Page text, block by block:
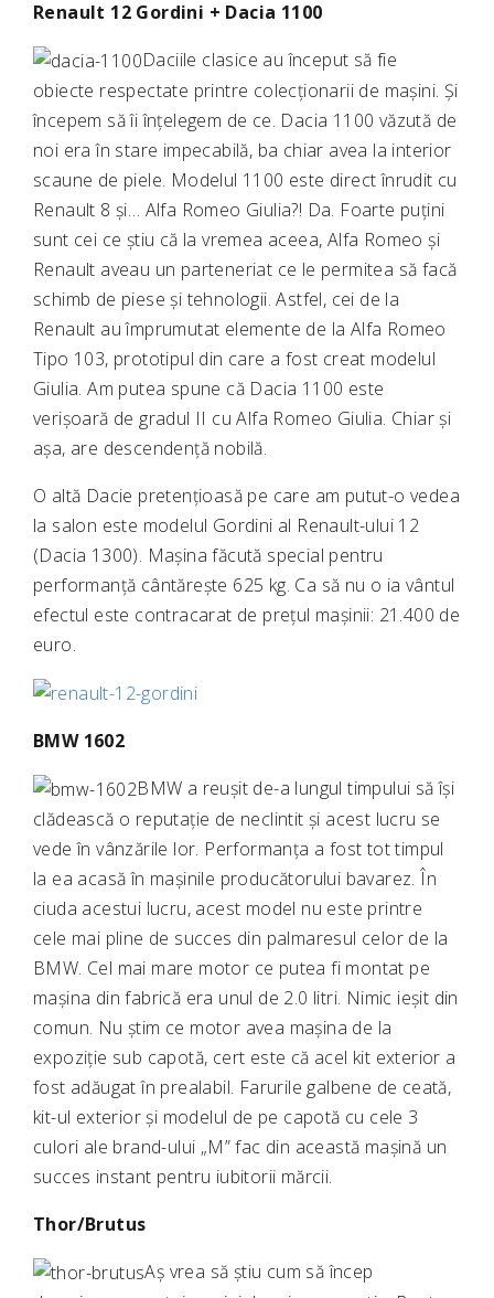
Renault 12 Gordini + Dacia 1100
Daciile clasice au început să fie
obiecte respectate printre colecționarii de mașini. Și
începem să îi înțelegem de ce. Dacia 1100 văzută de
noi era în stare impecabilă, ba chiar avea la interior
scaune de piele. Modelul 1100 este direct înrudit cu
Renault 8 și… Alfa Romeo Giulia?! Da. Foarte puțini
sunt cei ce știu că la vremea aceea, Alfa Romeo și
Renault aveau un parteneriat ce le permitea să facă
schimb de piese și tehnologii. Astfel, cei de la
Renault au împrumutat elemente de la Alfa Romeo
Tipo 103, prototipul din care a fost creat modelul
Giulia. Am putea spune că Dacia 1100 este
verișoară de gradul II cu Alfa Romeo Giulia. Chiar și
așa, are descendență nobilă.
O altă Dacie pretențioasă pe care am putut-o vedea
la salon este modelul Gordini al Renault-ului 12
(Dacia 1300). Mașina făcută special pentru
performanță cântărește 625 kg. Ca să nu o ia vântul
efectul este contracarat de prețul mașinii: 21.400 de
euro.
BMW 1602
BMW a reușit de-a lungul timpului să își
clădească o reputație de neclintit și acest lucru se
vede în vânzările lor. Performanța a fost tot timpul
la ea acasă în mașinile producătorului bavarez. În
ciuda acestui lucru, acest model nu este printre
cele mai pline de succes din palmaresul celor de la
BMW. Cel mai mare motor ce putea fi montat pe
mașina din fabrică era unul de 2.0 litri. Nimic ieșit din
comun. Nu știm ce motor avea mașina de la
expoziție sub capotă, cert este că acel kit exterior a
fost adăugat în prealabil. Farurile galbene de ceată,
kit-ul exterior și modelul de pe capotă cu cele 3
culori ale brand-ului „M” fac din această mașină un
succes instant pentru iubitorii mărcii.
Thor/Brutus
Aș vrea să știu cum să încep